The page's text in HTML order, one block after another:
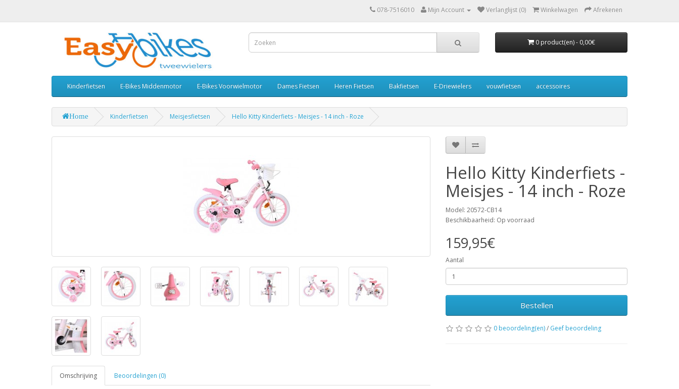
078-7516010 Mijn Account Verlanglijst (0) Winkelwagen Afrekenen
0 product(en) - 0,00€
Kinderfietsen E-Bikes Middenmotor E-Bikes Voorwielmotor Dames Fietsen Heren Fietsen Bakfietsen E-Driewielers vouwfietsen accessoires
Home Kinderfietsen Meisjesfietsen Hello Kitty Kinderfiets - Meisjes - 14 inch - Roze
Omschrijving Beoordelingen (0)
Hello Kitty Kinderfiets -
Meisjes - 14 inch - Roze
Model: 20572-CB14
Beschikbaarheid: Op voorraad
159,95€
Aantal
Bestellen
0 beoordeling(en)/ Geef beoordeling